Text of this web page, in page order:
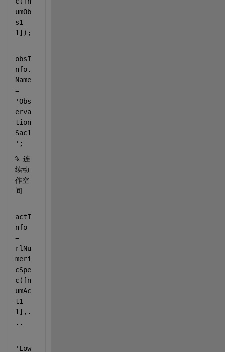
umOb
s1
1]);
obsI
nfo.
Name
=
'Obs
erva
tion
Sac1
' ;
% 连
续动
作空
间
actI
nfo
=
rlNu
meri
cSpe
c([n
umAc
t1
1], .
..
'Low